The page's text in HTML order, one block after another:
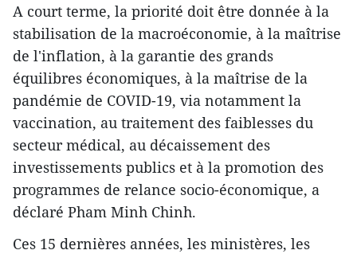
A court terme, la priorité doit être donnée à la
stabilisation de la macroéconomie, à la maîtrise
de l'inflation, à la garantie des grands
équilibres économiques, à la maîtrise de la
pandémie de COVID-19, via notamment la
vaccination, au traitement des faiblesses du
secteur médical, au décaissement des
investissements publics et à la promotion des
programmes de relance socio-économique, a
déclaré Pham Minh Chinh.
Ces 15 dernières années, les ministères, les